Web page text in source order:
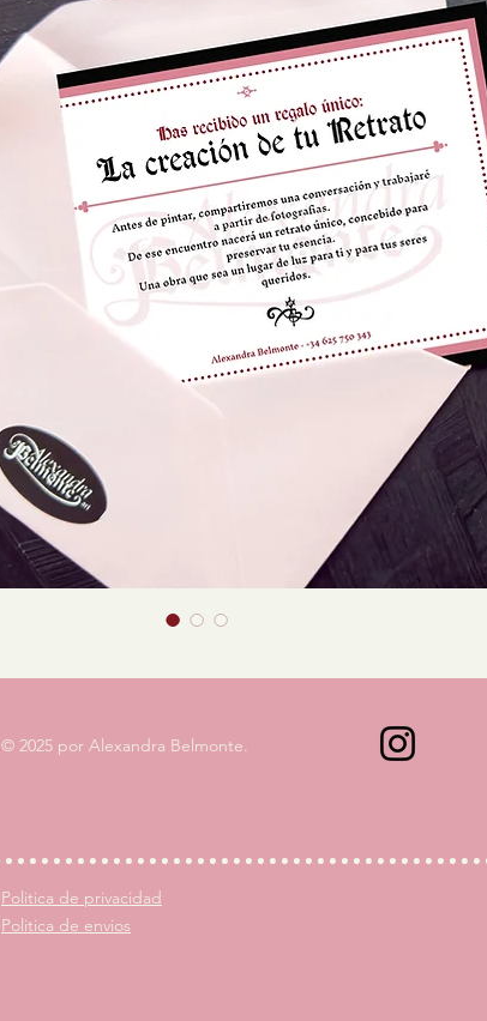
© 2025 por Alexandra Belmonte.
Politica de privacidad
Politica de envios